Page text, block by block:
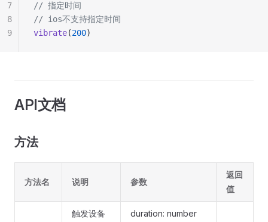
// 指定时间
// ios不支持指定时间
vibrate(200)
7
8
9
API文档
方法
方法名 说明 参数
返回
值
触发设备
duration: number